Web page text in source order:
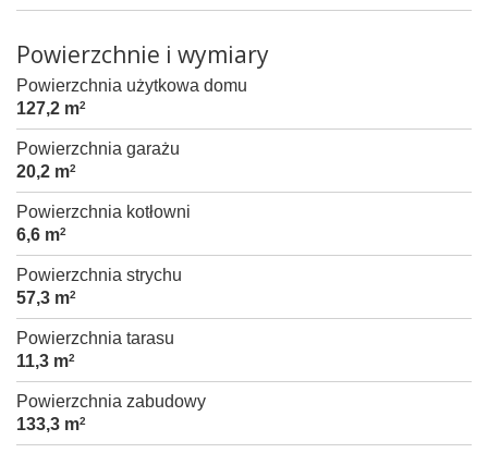
Powierzchnie i wymiary
Powierzchnia użytkowa domu
127,2 m2
Powierzchnia garażu
20,2 m2
Powierzchnia kotłowni
6,6 m2
Powierzchnia strychu
57,3 m2
Powierzchnia tarasu
11,3 m2
Powierzchnia zabudowy
133,3 m2